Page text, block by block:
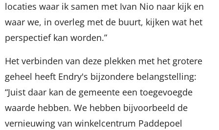
locaties waar ik samen met Ivan Nio naar kijk en
waar we, in overleg met de buurt, kijken wat het
perspectief kan worden.”
Het verbinden van deze plekken met het grotere
geheel heeft Endry's bijzondere belangstelling:
“Juist daar kan de gemeente een toegevoegde
waarde hebben. We hebben bijvoorbeeld de
vernieuwing van winkelcentrum Paddepoel